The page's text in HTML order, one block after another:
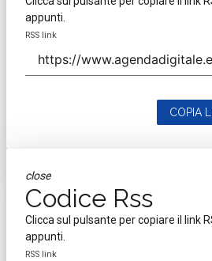
appunti.
RSS link
COPIA
close
Codice Rss
Clicca sul pulsante per copiare il link
appunti.
RSS link